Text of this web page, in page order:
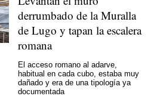
derrumbado de la Muralla
de Lugo y tapan la escalera
romana
El acceso romano al adarve,
habitual en cada cubo, estaba muy
dañado y era de una tipología ya
documentada